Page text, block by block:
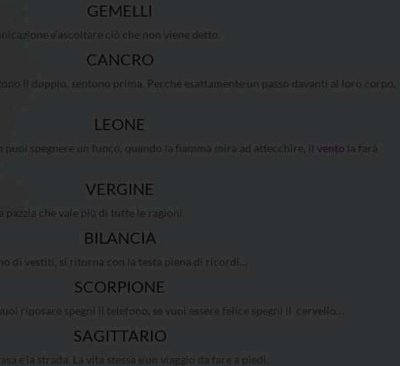
GEMELLI
e’ascoltare ciò che non viene detto.
CANCRO
il doppio, sentono prima. Perché esattamente un passo davanti al loro corpo,
LEONE
puoi spegnere un fuoco, quando la fiamma mira ad attecchire, il vento la farà
VERGINE
pazzia che vale più di tutte le ragioni.
BILANCIA
di vestiti, si ritorna con la testa piena di ricordi…
SCORPIONE
riposare spegni il telefono, se vuoi essere felice spegni il cervello…
SAGITTARIO
e’la strada. La vita stessa e’un viaggio da fare a piedi.